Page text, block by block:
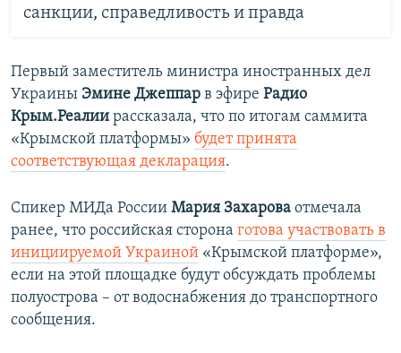
санкции, справедливость и правда
Первый заместитель министра иностранных дел
Украины Эмине Джеппар в эфире Радио
Крым.Реалии рассказала, что по итогам саммита
«Крымской платформы» будет принята
соответствующая декларация.
Спикер МИДа России Мария Захарова отмечала
ранее, что российская сторона готова участвовать в
инициируемой Украиной «Крымской платформе»,
если на этой площадке будут обсуждать проблемы
полуострова – от водоснабжения до транспортного
сообщения.